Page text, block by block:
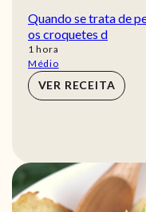
Quando se trata de
os croquetes d
1 hora
hora
Médio
VER RECEITA